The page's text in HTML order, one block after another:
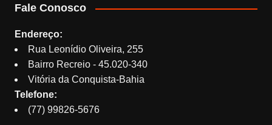
Fale Conosco
Endereço:
Rua Leonídio Oliveira, 255
Bairro Recreio - 45.020-340
Vitória da Conquista-Bahia
Telefone:
(77) 99826-5676